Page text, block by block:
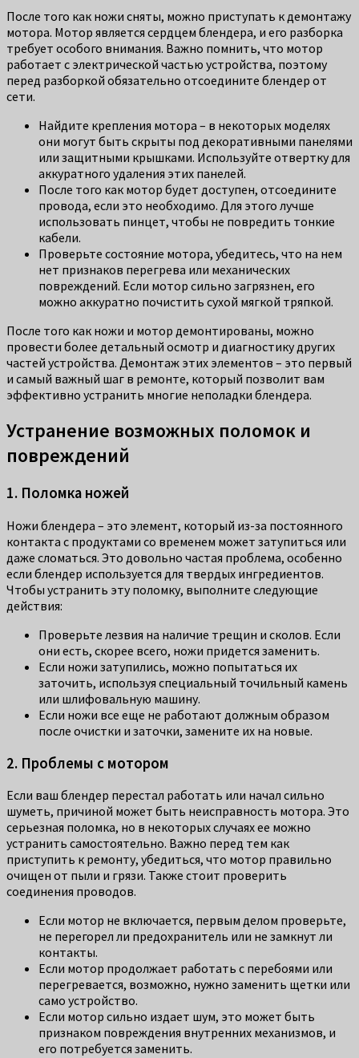
После того как ножи сняты, можно приступать к демонтажу
мотора. Мотор является сердцем блендера, и его разборка
требует особого внимания. Важно помнить, что мотор
работает с электрической частью устройства, поэтому
перед разборкой обязательно отсоедините блендер от
сети.
Найдите крепления мотора – в некоторых моделях
они могут быть скрыты под декоративными панелями
или защитными крышками. Используйте отвертку для
аккуратного удаления этих панелей.
После того как мотор будет доступен, отсоедините
провода, если это необходимо. Для этого лучше
использовать пинцет, чтобы не повредить тонкие
кабели.
Проверьте состояние мотора, убедитесь, что на нем
нет признаков перегрева или механических
повреждений. Если мотор сильно загрязнен, его
можно аккуратно почистить сухой мягкой тряпкой.
После того как ножи и мотор демонтированы, можно
провести более детальный осмотр и диагностику других
частей устройства. Демонтаж этих элементов – это первый
и самый важный шаг в ремонте, который позволит вам
эффективно устранить многие неполадки блендера.
Устранение возможных поломок и
повреждений
1. Поломка ножей
Ножи блендера – это элемент, который из-за постоянного
контакта с продуктами со временем может затупиться или
даже сломаться. Это довольно частая проблема, особенно
если блендер используется для твердых ингредиентов.
Чтобы устранить эту поломку, выполните следующие
действия:
Проверьте лезвия на наличие трещин и сколов. Если
они есть, скорее всего, ножи придется заменить.
Если ножи затупились, можно попытаться их
заточить, используя специальный точильный камень
или шлифовальную машину.
Если ножи все еще не работают должным образом
после очистки и заточки, замените их на новые.
2. Проблемы с мотором
Если ваш блендер перестал работать или начал сильно
шуметь, причиной может быть неисправность мотора. Это
серьезная поломка, но в некоторых случаях ее можно
устранить самостоятельно. Важно перед тем как
приступить к ремонту, убедиться, что мотор правильно
очищен от пыли и грязи. Также стоит проверить
соединения проводов.
Если мотор не включается, первым делом проверьте,
не перегорел ли предохранитель или не замкнут ли
контакты.
Если мотор продолжает работать с перебоями или
перегревается, возможно, нужно заменить щетки или
само устройство.
Если мотор сильно издает шум, это может быть
признаком повреждения внутренних механизмов, и
его потребуется заменить.